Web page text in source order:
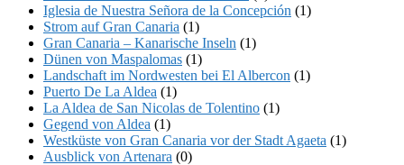
Iglesia de Nuestra Señora de la Concepción (1)
Strom auf Gran Canaria (1)
Gran Canaria – Kanarische Inseln (1)
Dünen von Maspalomas (1)
Landschaft im Nordwesten bei El Albercon (1)
Puerto De La Aldea (1)
La Aldea de San Nicolas de Tolentino (1)
Gegend von Aldea (1)
Westküste von Gran Canaria vor der Stadt Agaeta (1)
Ausblick von Artenara (0)